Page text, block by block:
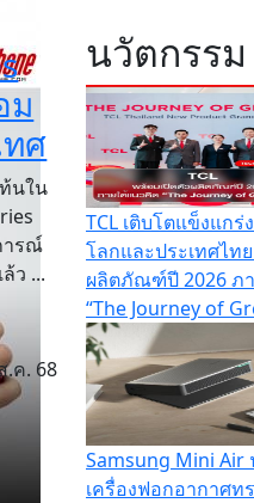
ม
ศ
นใน
ารณ์
ว ...
.ค. 68
นวัตกรรม
TCL เติบโตแข็งแก
โลกและประเทศไท
ผลิตภัณฑ์ปี 2026 ภ
“The Journey of
Samsung Mini Air
เครื่องฟอกอากาศท